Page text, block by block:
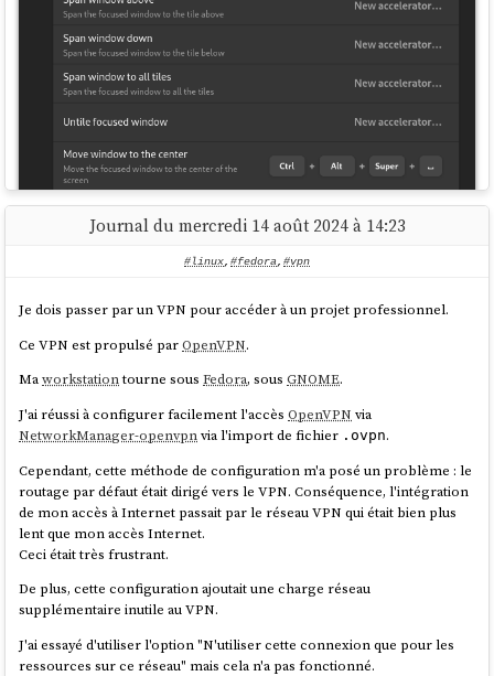
Je ne comprends pas, les raccourcisSuper + ➡️et
À la lecture du README de l'extension, je constate qu'elle propose
à mesure.
Journal du mercredi 14 août 2024 à 14:23
#linux, #fedora, #vpn
Je dois passer par un VPN pour accéder à un projet professionnel.
Ce VPN est propulsé parOpenVPN.
Maworkstationtourne sousFedora, sousGNOME.
J'ai réussi à configurer facilement l'accèsOpenVPN via
NetworkManager-openvpnvia l'import de fichier .ovpn.
Cependant, cette méthode de configuration m'a posé un problème : le
routage par défaut était dirigé vers le VPN. Conséquence, l'intégration
de mon accès à Internet passait par le réseau VPN qui était bien plus
lent que mon accès Internet.
Ceci était très frustrant.
De plus, cette configuration ajoutait une charge réseau
supplémentaire inutile au VPN.
J'ai essayé d'utiliser l'option "N'utiliser cette connexion que pour les
ressources sur ce réseau" mais cela n'a pas fonctionné.